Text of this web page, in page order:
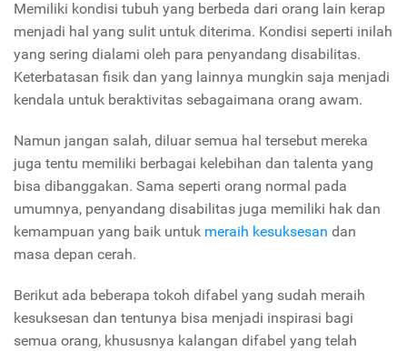
Memiliki kondisi tubuh yang berbeda dari orang lain kerap
menjadi hal yang sulit untuk diterima. Kondisi seperti inilah
yang sering dialami oleh para penyandang disabilitas.
Keterbatasan fisik dan yang lainnya mungkin saja menjadi
kendala untuk beraktivitas sebagaimana orang awam.
Namun jangan salah, diluar semua hal tersebut mereka
juga tentu memiliki berbagai kelebihan dan talenta yang
bisa dibanggakan. Sama seperti orang normal pada
umumnya, penyandang disabilitas juga memiliki hak dan
kemampuan yang baik untuk meraih kesuksesan dan
masa depan cerah.
Berikut ada beberapa tokoh difabel yang sudah meraih
kesuksesan dan tentunya bisa menjadi inspirasi bagi
semua orang, khususnya kalangan difabel yang telah